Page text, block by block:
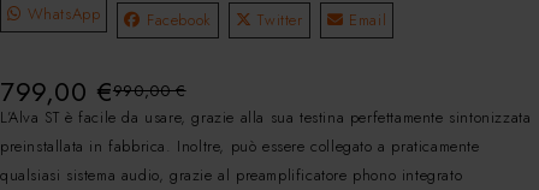
WhatsApp Facebook Twitter Email
990,00€
799,00 €
L’Alva ST è facile da usare, grazie alla sua testina perfettamente sintonizzata
preinstallata in fabbrica. Inoltre, può essere collegato a praticamente
qualsiasi sistema audio, grazie al preamplificatore phono integrato